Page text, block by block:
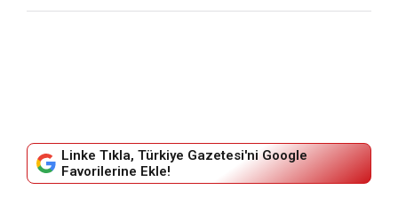
Linke Tıkla, Türkiye Gazetesi'ni Google
Favorilerine Ekle!